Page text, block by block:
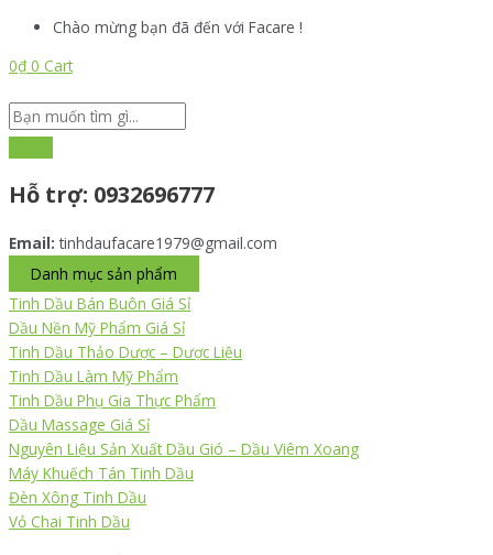
nội
Chào mừng bạn đã đến với Facare !
0₫ 0 Cart
Hỗ trợ: 0932696777
Email: tinhdaufacare1979@gmail.com
Danh mục sản phẩm
Tinh Dầu Bán Buôn Giá Sỉ
Dầu Nền Mỹ Phẩm Giá Sỉ
Tinh Dầu Thảo Dược – Dược Liệu
Tinh Dầu Làm Mỹ Phẩm
Tinh Dầu Phụ Gia Thực Phẩm
Dầu Massage Giá Sỉ
Nguyên Liệu Sản Xuất Dầu Gió – Dầu Viêm Xoang
Máy Khuếch Tán Tinh Dầu
Đèn Xông Tinh Dầu
Vỏ Chai Tinh Dầu
trình
sản
tinh
dầu
m
k
i
ế
m